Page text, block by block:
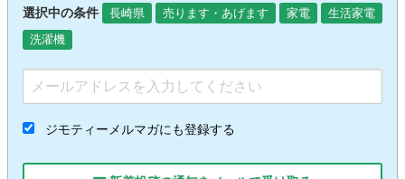
選択中の条件 長崎県 売ります・あげます 家電
生活家電
洗濯機
ジモティーメルマガにも登録する